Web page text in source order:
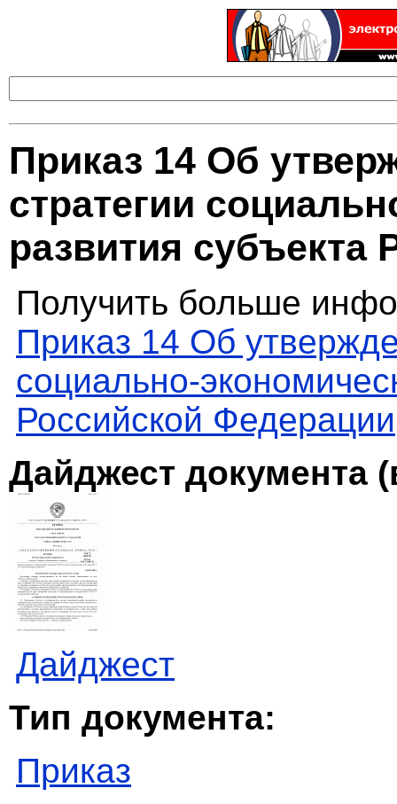
Приказ 14 Об
стратегии
развития субъекта
Получить больше
Приказ 14 Об
социально-
Российской Федерации
Дайджест документа
Дайджест
Тип документа:
Приказ